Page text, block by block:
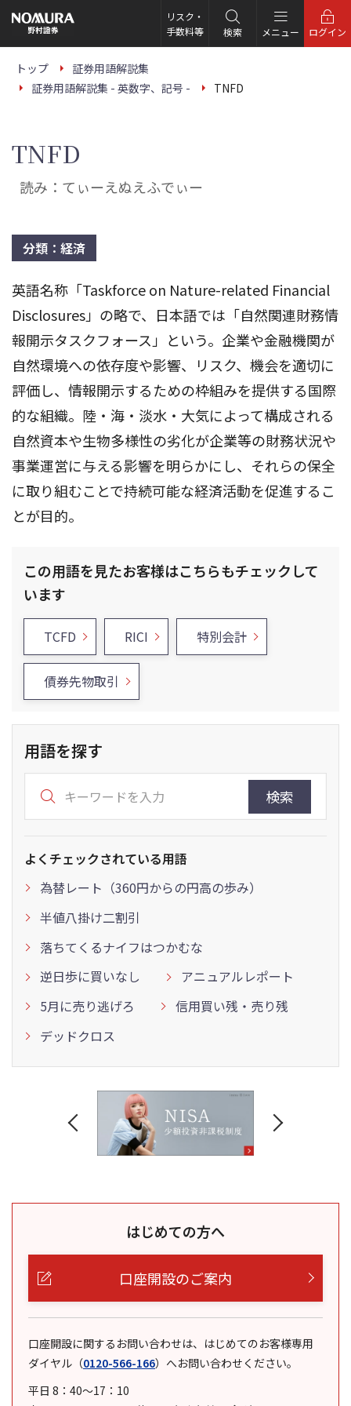
の
ー
リスク・
手数料等
検索 メニュー ログイン
トップ
証券用語解説集
証券用語解説集 - 英数字、記号 -
TNFD
TNFD
読み：てぃーえぬえふでぃー
分類：経済
英語名称「Taskforce on Nature-related Financial
Disclosures」の略で、日本語では「自然関連財務情
報開示タスクフォース」という。企業や金融機関が
自然環境への依存度や影響、リスク、機会を適切に
評価し、情報開示するための枠組みを提供する国際
的な組織。陸・海・淡水・大気によって構成される
自然資本や生物多様性の劣化が企業等の財務状況や
事業運営に与える影響を明らかにし、それらの保全
に取り組むことで持続可能な経済活動を促進するこ
とが目的。
この用語を見たお客様はこちらもチェックして
います
TCFD RICI 特別会計
債券先物取引
用語を探す
検索
よくチェックされている用語
為替レート（360円からの円高の歩み）
半値八掛け二割引
落ちてくるナイフはつかむな
逆日歩に買いなし
アニュアルレポート
5月に売り逃げろ
信用買い残・売り残
デッドクロス
はじめての方へ
口座開設のご案内
口座開設に関するお問い合わせは、はじめてのお客様専用
ダイヤル （0120-566-166） へお問い合わせください。
平日 8：40～17：10